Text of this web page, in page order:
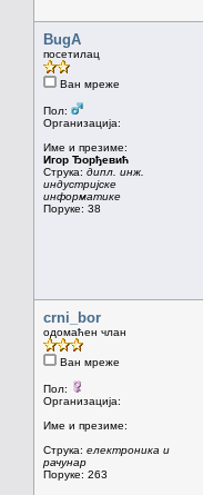
BugA
посетилац
Ван мреже
Пол:
Организација:
Име и презиме:
Игор Ђорђевић
Струка: дипл. инж.
индустријске
информатике
Поруке: 38
crni_bor
одомаћен члан
Ван мреже
Пол:
Организација:
Име и презиме:
Струка: електроника и
рачунар
Поруке: 263